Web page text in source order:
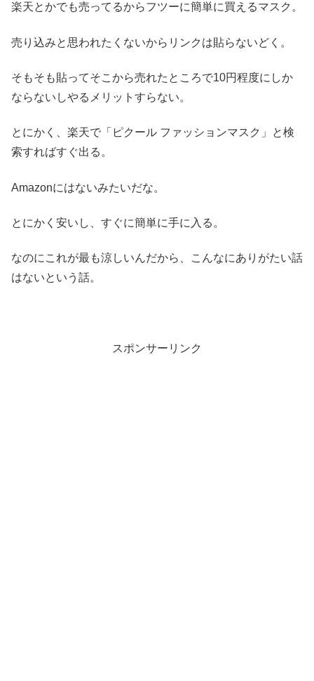
楽天とかでも売ってるからフツーに簡単に買えるマスク。
売り込みと思われたくないからリンクは貼らないどく。
そもそも貼ってそこから売れたところで10円程度にしか
ならないしやるメリットすらない。
とにかく、楽天で「ピクール ファッションマスク」と検
索すればすぐ出る。
Amazonにはないみたいだな。
とにかく安いし、すぐに簡単に手に入る。
なのにこれが最も涼しいんだから、こんなにありがたい話
はないという話。
スポンサーリンク